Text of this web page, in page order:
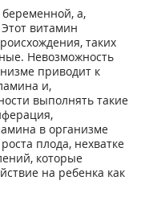
а,
витамин
таких
Невозможность
приводит к
и,
выполнять такие
в организме
плода, нехватке
которые
на ребенка как